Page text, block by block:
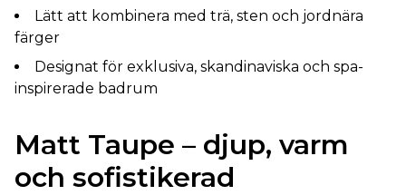
Lätt att kombinera med trä, sten och jordnära
färger
Designat för exklusiva, skandinaviska och spa-
inspirerade badrum
Matt Taupe – djup, varm
och sofistikerad